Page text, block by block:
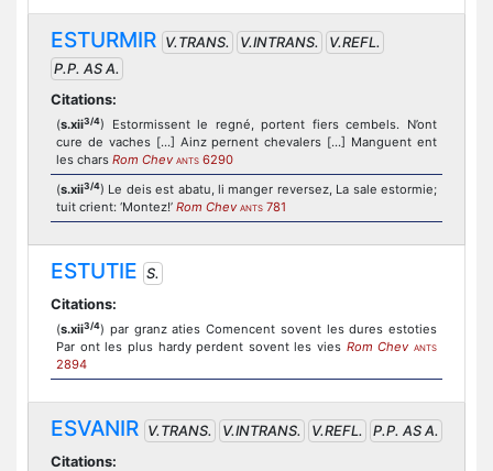
ESTURMIR V.TRANS. V.INTRANS.
V.REFL.
P.P. AS A.
Citations:
(s.xii3/4) Estormissent le regné, portent fiers cembels. N’ont
cure de vaches [...] Ainz pernent chevalers [...] Manguent ent
les chars Rom Chev ANTS 6290
(s.xii3/4) Le deis est abatu, li manger reversez, La sale estormie;
tuit crient: ‘Montez!’ Rom Chev ANTS 781
ESTUTIE S.
Citations:
(s.xii3/4) par granz aties Comencent sovent les dures estoties
Par ont les plus hardy perdent sovent les vies Rom Chev ANTS
2894
ESVANIR V.TRANS. V.INTRANS. V.REFL.
P.P. AS A.
Citations: